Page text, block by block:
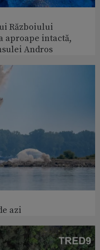
Războiului
aproape intactă,
Andros
azi